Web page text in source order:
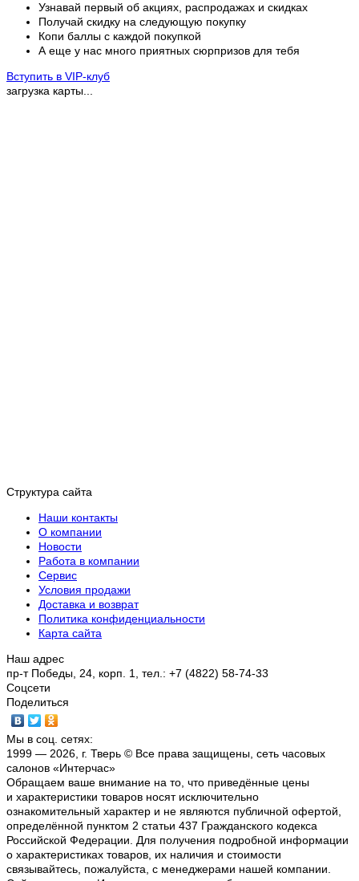
Узнавай первый об акциях, распродажах и скидках
Получай скидку на следующую покупку
Копи баллы с каждой покупкой
А еще у нас много приятных сюрпризов для тебя
Вступить в VIP-клуб
загрузка карты...
Структура сайта
Наши контакты
О компании
Новости
Работа в компании
Сервис
Условия продажи
Доставка и возврат
Политика конфиденциальности
Карта сайта
Наш адрес
пр-т Победы, 24, корп. 1, тел.: +7 (4822) 58-74-33
Соцсети
Поделиться
Мы в соц. сетях:
1999 — 2026, г. Тверь © Все права защищены, сеть часовых
салонов «Интерчас»
Обращаем ваше внимание на то, что приведённые цены
и характеристики товаров носят исключительно
ознакомительный характер и не являются публичной офертой,
определённой пунктом 2 статьи 437 Гражданского кодекса
Российской Федерации. Для получения подробной информации
о характеристиках товаров, их наличия и стоимости
связывайтесь, пожалуйста, с менеджерами нашей компании.